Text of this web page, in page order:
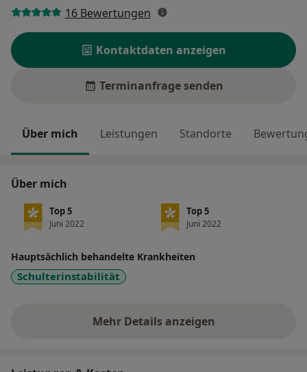
16 Bewertungen
Kontaktdaten anzeigen
Terminanfrage senden
Über mich Leistungen Standorte
Über mich
Top 5
Juni 2022
Top 5
Juni 2022
Hauptsächlich behandelte Krankheiten
Schulterinstabilität
Mehr Details anzeigen
über Erfahrungen